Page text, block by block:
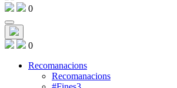
0
0
Recomanacions
Recomanacions